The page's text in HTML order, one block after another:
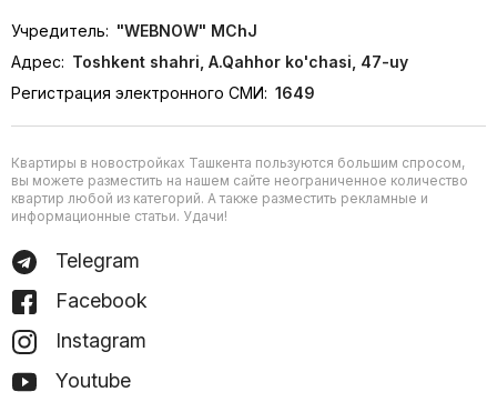
Учредитель: "WEBNOW" MChJ
Адрес: Toshkent shahri, A.Qahhor ko'chasi, 47-uy
Регистрация электронного СМИ: 1649
Квартиры в новостройках Ташкента пользуются большим спросом,
вы можете разместить на нашем сайте неограниченное количество
квартир любой из категорий. А также разместить рекламные и
информационные статьи. Удачи!
Telegram
Facebook
Instagram
Youtube